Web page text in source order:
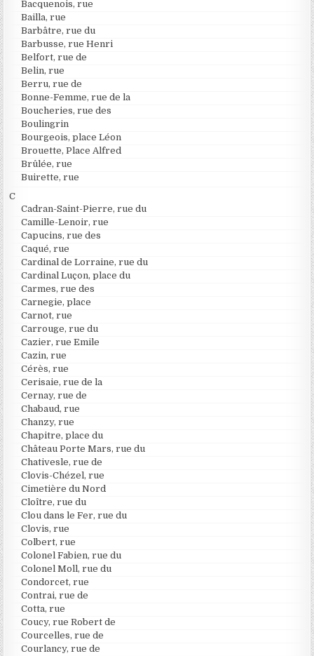
Bacquenois, rue
Bailla, rue
Barbâtre, rue du
Barbusse, rue Henri
Belfort, rue de
Belin, rue
Berru, rue de
Bonne-Femme, rue de la
Boucheries, rue des
Boulingrin
Bourgeois, place Léon
Brouette, Place Alfred
Brûlée, rue
Buirette, rue
C
Cadran-Saint-Pierre, rue du
Camille-Lenoir, rue
Capucins, rue des
Caqué, rue
Cardinal de Lorraine, rue du
Cardinal Luçon, place du
Carmes, rue des
Carnegie, place
Carnot, rue
Carrouge, rue du
Cazier, rue Emile
Cazin, rue
Cérès, rue
Cerisaie, rue de la
Cernay, rue de
Chabaud, rue
Chanzy, rue
Chapitre, place du
Château Porte Mars, rue du
Chativesle, rue de
Clovis-Chézel, rue
Cimetière du Nord
Cloître, rue du
Clou dans le Fer, rue du
Clovis, rue
Colbert, rue
Colonel Fabien, rue du
Colonel Moll, rue du
Condorcet, rue
Contrai, rue de
Cotta, rue
Coucy, rue Robert de
Courcelles, rue de
Courlancy, rue de